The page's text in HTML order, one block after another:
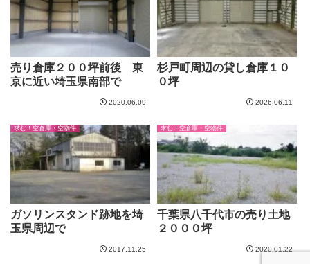
売り倉庫２００坪前後 東
京に近い埼玉県南部で
2020.06.09
杉戸町周辺の貸し倉庫１０
０坪
2026.06.11
求む！空倉庫・空物件
ガソリンスタンド跡地を埼
玉県周辺で
2017.11.25
求む！空倉庫・空物件
千葉県八千代市の売り土地
２０００坪
2020.01.22